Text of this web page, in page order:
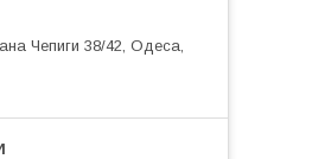
Чепиги 38/42, Одеса,